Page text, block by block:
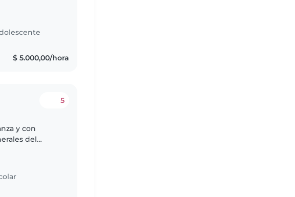
$ 5.000,00/hora
5
y con
del